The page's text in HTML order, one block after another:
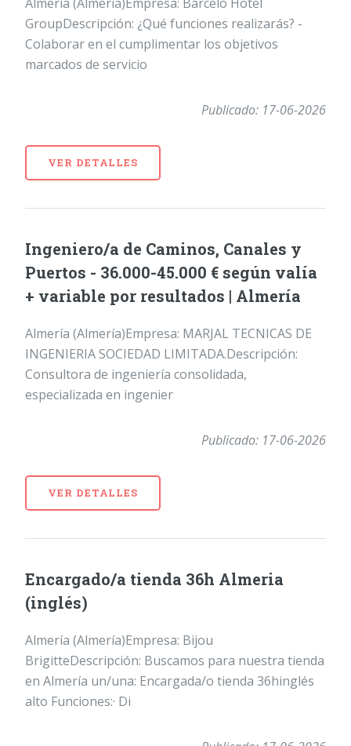
GroupDescripción: ¿Qué funciones realizarás? -
Colaborar en el cumplimentar los objetivos
marcados de servicio
Publicado: 17-06-2026
VER DETALLES
Ingeniero/a de Caminos, Canales y
Puertos - 36.000-45.000 € según valía
+ variable por resultados | Almería
Almería (Almería)Empresa: MARJAL TECNICAS DE
INGENIERIA SOCIEDAD LIMITADA.Descripción:
Consultora de ingeniería consolidada,
especializada en ingenier
Publicado: 17-06-2026
VER DETALLES
Encargado/a tienda 36h Almeria
(inglés)
Almería (Almería)Empresa: Bijou
BrigitteDescripción: Buscamos para nuestra tienda
en Almería un/una: Encargada/o tienda 36hinglés
alto Funciones:· Di